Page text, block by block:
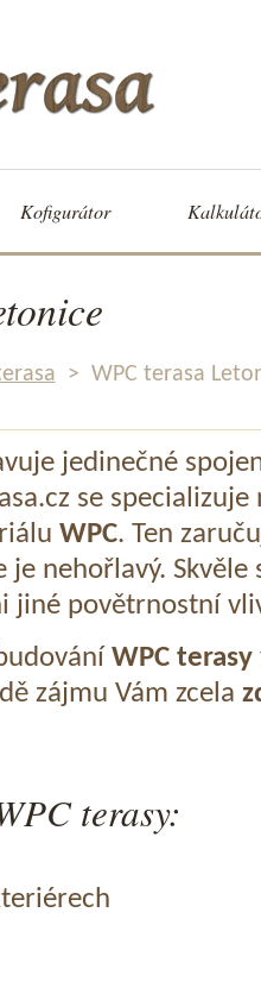
Kofigurátor
> WPC terasa
jedinečné
se specializuje
WPC. Ten
je nehořlavý.
jiné povětrnostní
WPC terasy
zájmu Vám zcela
terasy: